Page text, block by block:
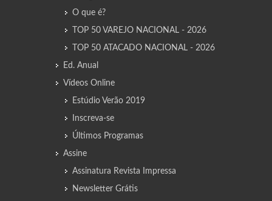
O que é?
TOP 50 VAREJO NACIONAL - 2026
TOP 50 ATACADO NACIONAL - 2026
Ed. Anual
Vídeos Online
Estúdio Verão 2019
Inscreva-se
Últimos Programas
Assine
Assinatura Revista Impressa
Newsletter Grátis